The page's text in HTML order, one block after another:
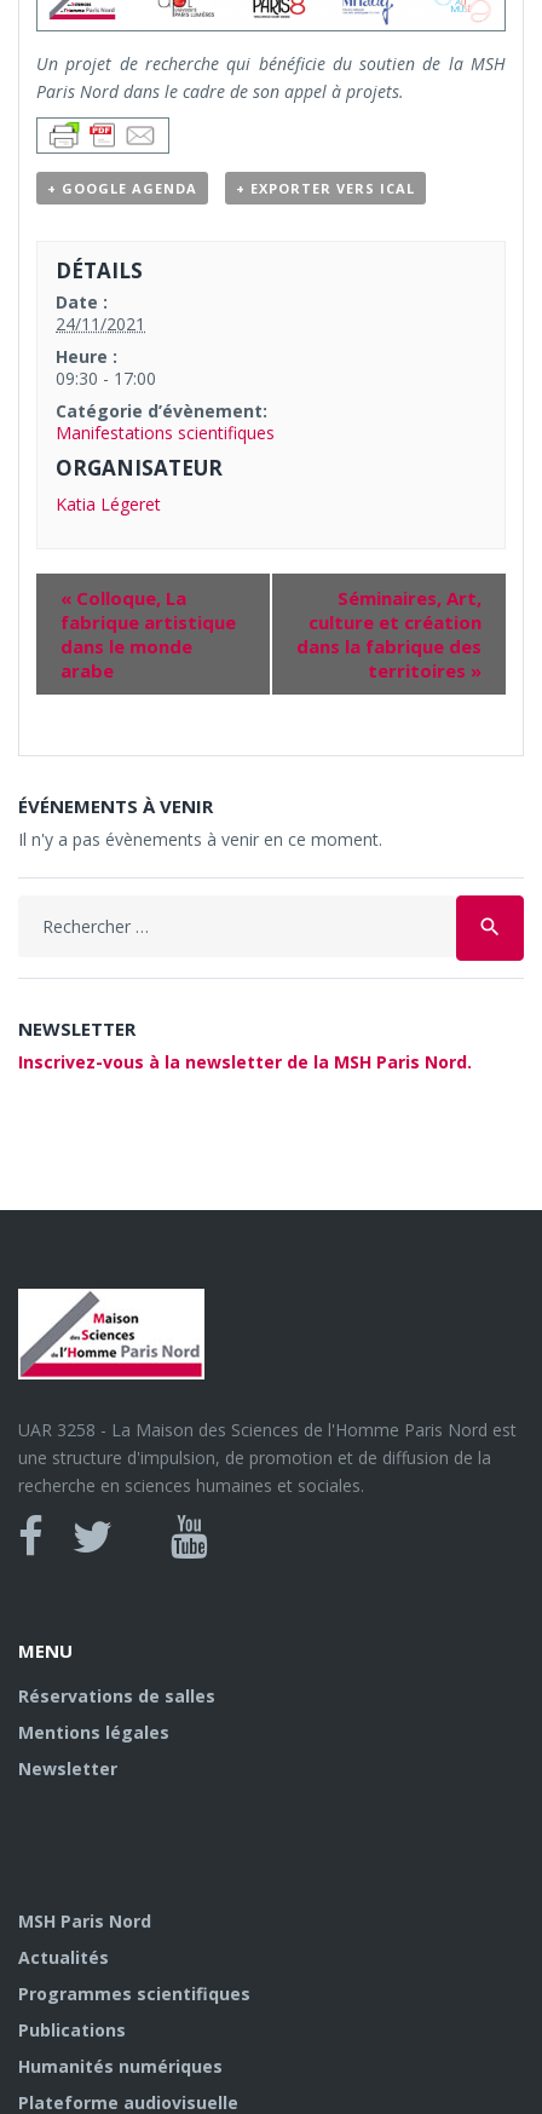
Un projet de recherche qui bénéficie du soutien de la MSH
Paris Nord dans le cadre de son appel à projets.
+ GOOGLE AGENDA + EXPORTER VERS ICAL
DÉTAILS
Date :
24/11/2021
Heure :
09:30 - 17:00
Catégorie d’évènement:
Manifestations scientifiques
ORGANISATEUR
Katia Légeret
« Colloque, La
fabrique artistique
dans le monde
arabe
Séminaires, Art,
culture et création
dans la fabrique des
territoires »
ÉVÉNEMENTS À VENIR
Il n'y a pas évènements à venir en ce moment.
search
NEWSLETTER
Inscrivez-vous à la newsletter de la MSH Paris Nord.
UAR 3258 - La Maison des Sciences de l'Homme Paris Nord est
une structure d'impulsion, de promotion et de diffusion de la
recherche en sciences humaines et sociales.
Canal
MENU
Réservations de salles
Mentions légales
Newsletter
MSH Paris Nord
Actualités
Programmes scientifiques
Publications
Humanités numériques
Plateforme audiovisuelle